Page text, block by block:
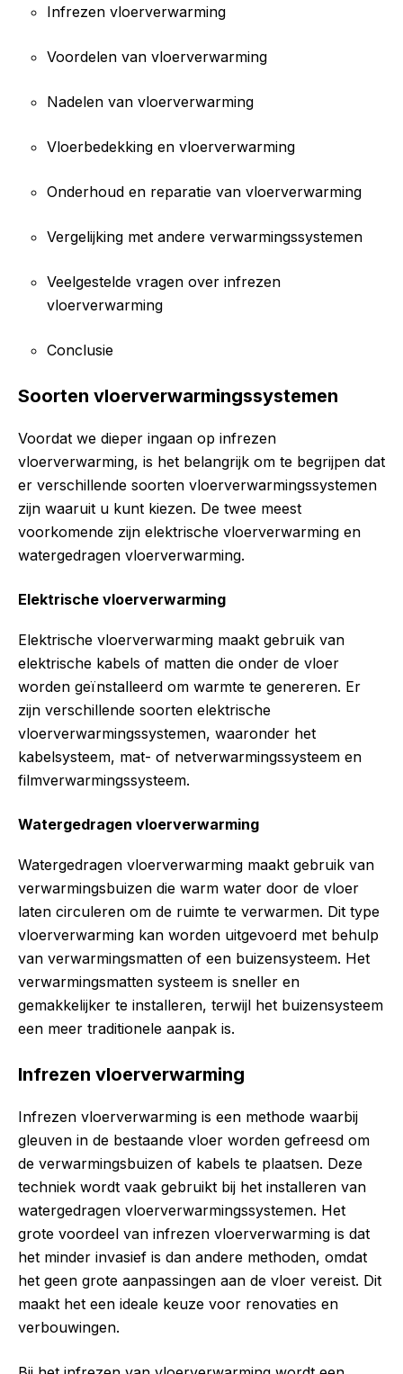
Infrezen vloerverwarming
Voordelen van vloerverwarming
Nadelen van vloerverwarming
Vloerbedekking en vloerverwarming
Onderhoud en reparatie van vloerverwarming
Vergelijking met andere verwarmingssystemen
Veelgestelde vragen over infrezen
vloerverwarming
Conclusie
Soorten vloerverwarmingssystemen
Voordat we dieper ingaan op infrezen
vloerverwarming, is het belangrijk om te begrijpen dat
er verschillende soorten vloerverwarmingssystemen
zijn waaruit u kunt kiezen. De twee meest
voorkomende zijn elektrische vloerverwarming en
watergedragen vloerverwarming.
Elektrische vloerverwarming
Elektrische vloerverwarming maakt gebruik van
elektrische kabels of matten die onder de vloer
worden geïnstalleerd om warmte te genereren. Er
zijn verschillende soorten elektrische
vloerverwarmingssystemen, waaronder het
kabelsysteem, mat- of netverwarmingssysteem en
filmverwarmingssysteem.
Watergedragen vloerverwarming
Watergedragen vloerverwarming maakt gebruik van
verwarmingsbuizen die warm water door de vloer
laten circuleren om de ruimte te verwarmen. Dit type
vloerverwarming kan worden uitgevoerd met behulp
van verwarmingsmatten of een buizensysteem. Het
verwarmingsmatten systeem is sneller en
gemakkelijker te installeren, terwijl het buizensysteem
een meer traditionele aanpak is.
Infrezen vloerverwarming
Infrezen vloerverwarming is een methode waarbij
gleuven in de bestaande vloer worden gefreesd om
de verwarmingsbuizen of kabels te plaatsen. Deze
techniek wordt vaak gebruikt bij het installeren van
watergedragen vloerverwarmingssystemen. Het
grote voordeel van infrezen vloerverwarming is dat
het minder invasief is dan andere methoden, omdat
het geen grote aanpassingen aan de vloer vereist. Dit
maakt het een ideale keuze voor renovaties en
verbouwingen.